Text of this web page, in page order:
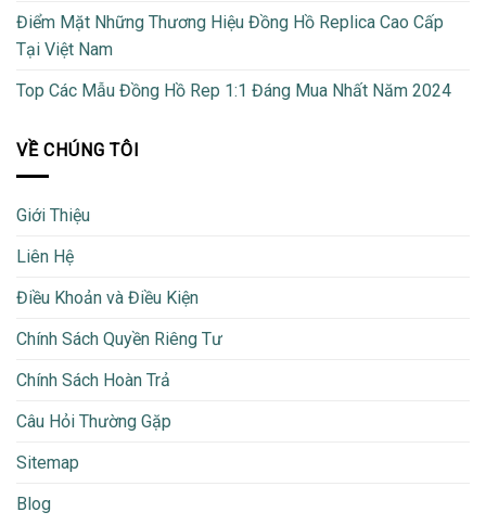
Điểm Mặt Những Thương Hiệu Đồng Hồ Replica Cao Cấp
Tại Việt Nam
Top Các Mẫu Đồng Hồ Rep 1:1 Đáng Mua Nhất Năm 2024
VỀ CHÚNG TÔI
Giới Thiệu
Liên Hệ
Điều Khoản và Điều Kiện
Chính Sách Quyền Riêng Tư
Chính Sách Hoàn Trả
Câu Hỏi Thường Gặp
Sitemap
Blog